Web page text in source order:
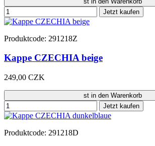
Jetzt kaufen
Produktcode: 291218Z
Kappe CZECHIA beige
249,00 CZK
st in den Warenkorb
Jetzt kaufen
Produktcode: 291218D